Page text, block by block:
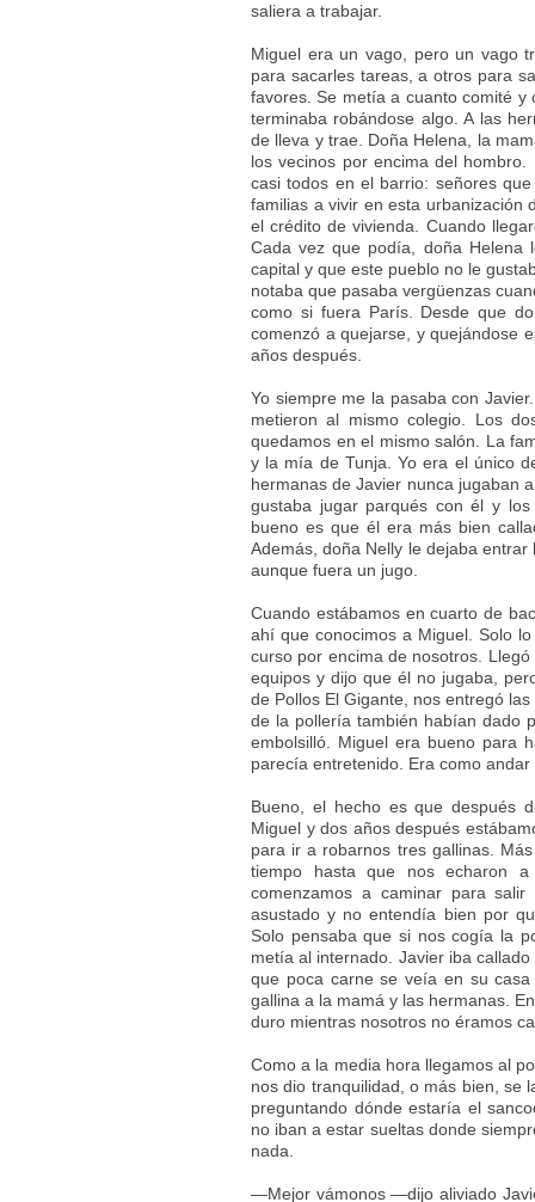
saliera a trabajar.
Miguel era un vago, pero un vago
para sacarles tareas, a otros para
favores. Se metía a cuanto comité
terminaba robándose algo. A las
de lleva y trae. Doña Helena, la
los vecinos por encima del
casi todos en el barrio: señores
familias a vivir en esta urbanización
el crédito de vivienda. Cuando
Cada vez que podía, doña
capital y que este pueblo no le
notaba que pasaba vergüenzas
como si fuera París. Desde que
comenzó a quejarse, y quejándose
años después.
Yo siempre me la pasaba con
metieron al mismo colegio. Los
quedamos en el mismo salón. La
y la mía de Tunja. Yo era el único
hermanas de Javier nunca jugaban
gustaba jugar parqués con él y
bueno es que él era más bien
Además, doña Nelly le dejaba
aunque fuera un jugo.
Cuando estábamos en cuarto de
ahí que conocimos a Miguel. Solo
curso por encima de nosotros.
equipos y dijo que él no jugaba,
de Pollos El Gigante, nos entregó
de la pollería también habían dado
embolsilló. Miguel era bueno para
parecía entretenido. Era como
Bueno, el hecho es que después
Miguel y dos años después
para ir a robarnos tres gallinas.
tiempo hasta que nos echaron
comenzamos a caminar para
asustado y no entendía bien por
Solo pensaba que si nos cogía la
metía al internado. Javier iba
que poca carne se veía en su
gallina a la mamá y las hermanas.
duro mientras nosotros no éramos
Como a la media hora llegamos al
nos dio tranquilidad, o más bien, se
preguntando dónde estaría el
no iban a estar sueltas donde
nada.
—Mejor vámonos —dijo aliviado